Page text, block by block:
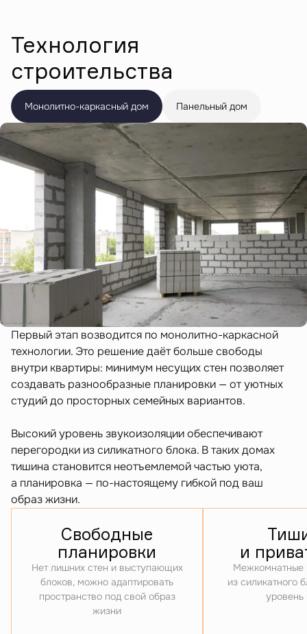
Технология
строительства
Монолитно-каркасный дом Панельный дом
Первый этап возводится по монолитно-каркасной
технологии. Это решение даёт больше свободы
внутри квартиры: минимум несущих стен позволяет
создавать разнообразные планировки — от уютных
студий до просторных семейных вариантов.
Высокий уровень звукоизоляции обеспечивают
перегородки из силикатного блока. В таких домах
тишина становится неотъемлемой частью уюта,
а планировка — по-настоящему гибкой под ваш
образ жизни.
Свободные
планировки
Нет лишних стен и выступающих
блоков, можно адаптировать
пространство под свой образ
жизни
и
Межкомнатные
из силикатного